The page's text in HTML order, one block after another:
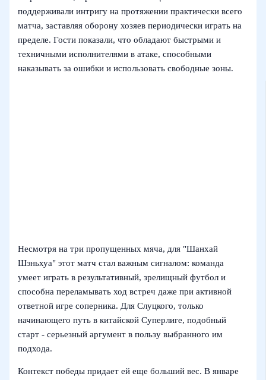
поддерживали интригу на протяжении практически всего
матча, заставляя оборону хозяев периодически играть на
пределе. Гости показали, что обладают быстрыми и
техничными исполнителями в атаке, способными
наказывать за ошибки и использовать свободные зоны.
Несмотря на три пропущенных мяча, для "Шанхай
Шэньхуа" этот матч стал важным сигналом: команда
умеет играть в результативный, зрелищный футбол и
способна переламывать ход встреч даже при активной
ответной игре соперника. Для Слуцкого, только
начинающего путь в китайской Суперлиге, подобный
старт - серьезный аргумент в пользу выбранного им
подхода.
Контекст победы придает ей еще больший вес. В январе